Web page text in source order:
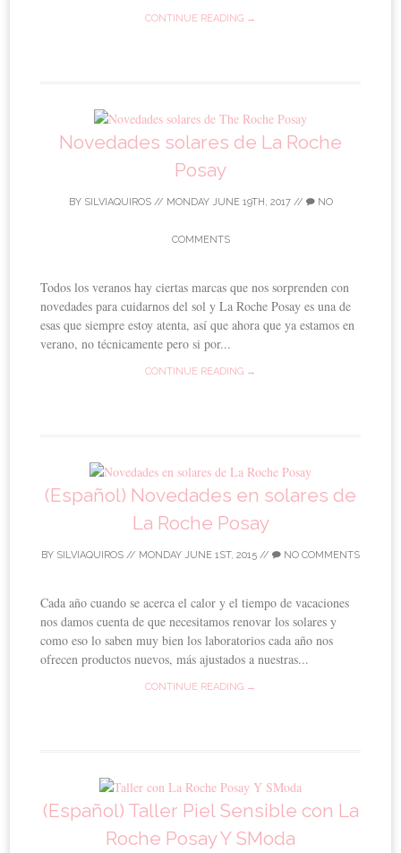
CONTINUE READING →
Novedades solares de La Roche
Posay
BY SILVIAQUIROS// MONDAY JUNE 19TH, 2017// NO
COMMENTS
Todos los veranos hay ciertas marcas que nos sorprenden con
novedades para cuidarnos del sol y La Roche Posay es una de
esas que siempre estoy atenta, así que ahora que ya estamos en
verano, no técnicamente pero si por...
CONTINUE READING →
(Español) Novedades en solares de
La Roche Posay
BY SILVIAQUIROS // MONDAY JUNE 1ST, 2015 // NO COMMENTS
Cada año cuando se acerca el calor y el tiempo de vacaciones
nos damos cuenta de que necesitamos renovar los solares y
como eso lo saben muy bien los laboratorios cada año nos
ofrecen productos nuevos, más ajustados a nuestras...
CONTINUE READING →
(Español) Taller Piel Sensible con La
Roche Posay Y SModa